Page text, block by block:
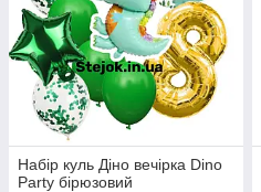
Набір куль Діно вечірка Dino
Party бірюзовий